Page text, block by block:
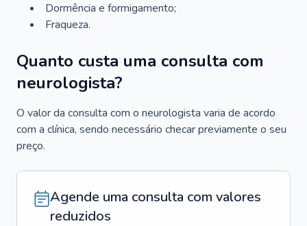
Dormência e formigamento;
Fraqueza.
Quanto custa uma consulta com
neurologista?
O valor da consulta com o neurologista varia de acordo
com a clínica, sendo necessário checar previamente o seu
preço.
Agende uma consulta com valores
reduzidos